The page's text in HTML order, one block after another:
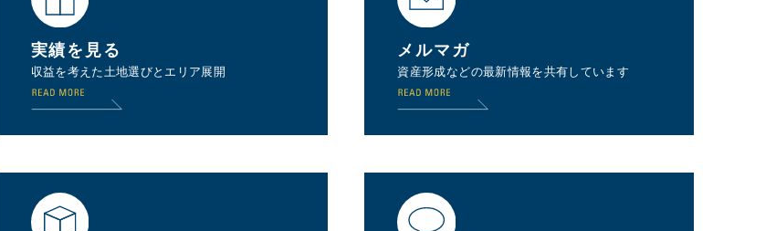
実績を見る
収益を考えた土地選びとエリア展開
メルマガ
資産形成などの最新情報を共有しています